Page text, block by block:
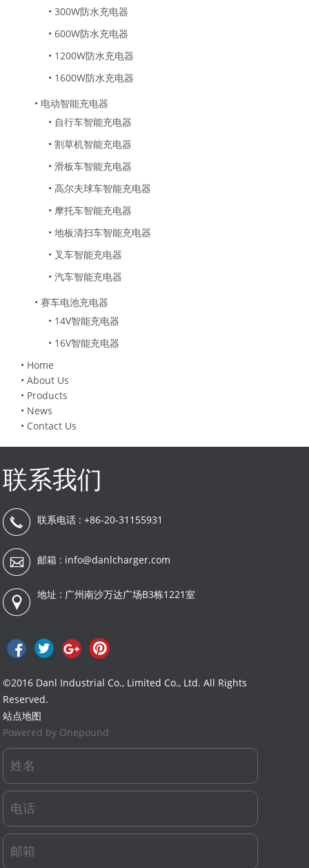
• 300W防水充电器
• 600W防水充电器
• 1200W防水充电器
• 1600W防水充电器
• 电动智能充电器
• 自行车智能充电器
• 割草机智能充电器
• 滑板车智能充电器
• 高尔夫球车智能充电器
• 摩托车智能充电器
• 地板清扫车智能充电器
• 叉车智能充电器
• 汽车智能充电器
• 赛车电池充电器
• 14V智能充电器
• 16V智能充电器
• Home
• About Us
• Products
• News
• Contact Us
联系我们
联系电话 : +86-20-31155931
邮箱 : info@danlcharger.com
地址 : 广州南沙万达广场B3栋1221室
©2016 Danl Industrial Co., Limited Co., Ltd. All Rights
Reserved.
站点地图
Powered by Onepound